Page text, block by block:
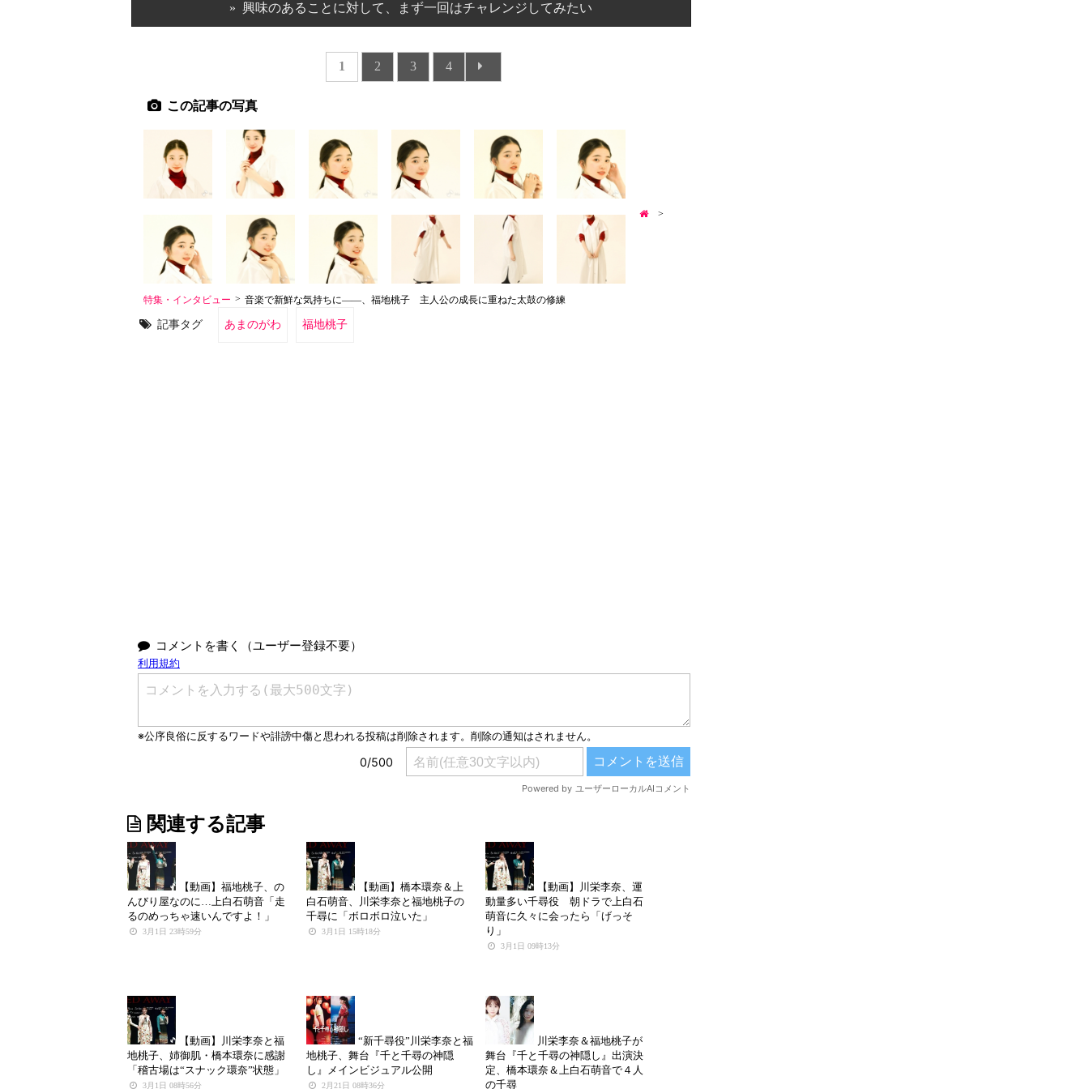
» 興味のあることに対して、まず一回はチャレンジしてみたい
1 2 3 4
この記事の写真
>
特集・インタビュー > 音楽で新鮮な気持ちに――、福地桃子 主人公の成長に重ねた太鼓の修練
記事タグ あまのがわ 福地桃子
コメントを書く（ユーザー登録不要）
関連する記事
【動画】福地桃子、の
んびり屋なのに…上白石萌音「走
るのめっちゃ速いんですよ！」
3月1日 23時59分
【動画】橋本環奈＆上
白石萌音、川栄李奈と福地桃子の
千尋に「ボロボロ泣いた」
3月1日 15時18分
【動画】川栄李奈、運
動量多い千尋役 朝ドラで上白石
萌音に久々に会ったら「げっそ
り」
3月1日 09時13分
【動画】川栄李奈と福
地桃子、姉御肌・橋本環奈に感謝
「稽古場は“スナック環奈”状態」
3月1日 08時56分
“新千尋役”川栄李奈と福
地桃子、舞台『千と千尋の神隠
し』メインビジュアル公開
2月21日 08時36分
川栄李奈＆福地桃子が
舞台『千と千尋の神隠し』出演決
定、橋本環奈＆上白石萌音で４人
の千尋